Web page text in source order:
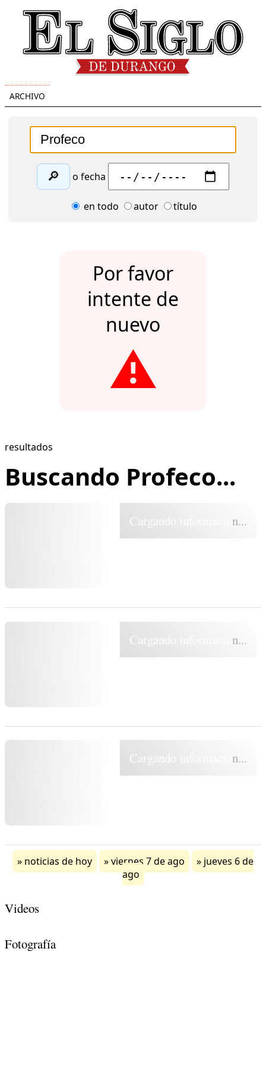
ARCHIVO
🔎 o fecha
en todo autor título
Por favor
intente de
nuevo
⚠️
resultados
Buscando Profeco...
Cargando información...
Cargando información...
Cargando información...
noticias de hoy viernes 7 de ago
jueves 6 de
ago
Videos
Fotografía